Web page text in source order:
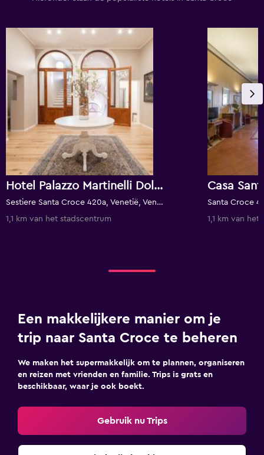
Hotel Palazzo Martinelli Dolfin
Sestiere Santa Croce 420a, Venetië, Venetië, Italië
1,1 km van het stadscentrum
Casa
1,1 km van het
Een makkelijkere manier om je
trip naar Santa Croce te beheren
We maken het supermakkelijk om te plannen, organiseren
en reizen met vrienden en familie. Trips is grats en
beschikbaar, waar je ook boekt.
Gebruik nu Trips